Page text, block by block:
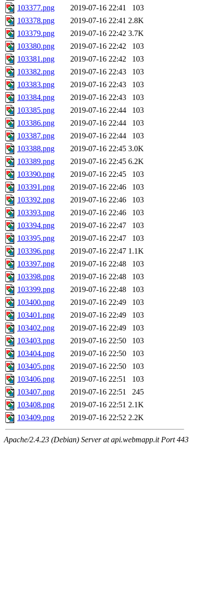
103377.png
2019-07-16 22:41
103
103378.png
2019-07-16 22:41 2.8K
103379.png
2019-07-16 22:42 3.7K
103380.png
2019-07-16 22:42
103
103381.png
2019-07-16 22:42
103
103382.png
2019-07-16 22:43
103
103383.png
2019-07-16 22:43
103
103384.png
2019-07-16 22:43
103
103385.png
2019-07-16 22:44
103
103386.png
2019-07-16 22:44
103
103387.png
2019-07-16 22:44
103
103388.png
2019-07-16 22:45 3.0K
103389.png
2019-07-16 22:45 6.2K
103390.png
2019-07-16 22:45
103
103391.png
2019-07-16 22:46
103
103392.png
2019-07-16 22:46
103
103393.png
2019-07-16 22:46
103
103394.png
2019-07-16 22:47
103
103395.png
2019-07-16 22:47
103
103396.png
2019-07-16 22:47 1.1K
103397.png
2019-07-16 22:48
103
103398.png
2019-07-16 22:48
103
103399.png
2019-07-16 22:48
103
103400.png
2019-07-16 22:49
103
103401.png
2019-07-16 22:49
103
103402.png
2019-07-16 22:49
103
103403.png
2019-07-16 22:50
103
103404.png
2019-07-16 22:50
103
103405.png
2019-07-16 22:50
103
103406.png
2019-07-16 22:51
103
103407.png
2019-07-16 22:51
245
103408.png
2019-07-16 22:51 2.1K
103409.png
2019-07-16 22:52 2.2K
Apache/2.4.23 (Debian) Server at api.webmapp.it Port 443